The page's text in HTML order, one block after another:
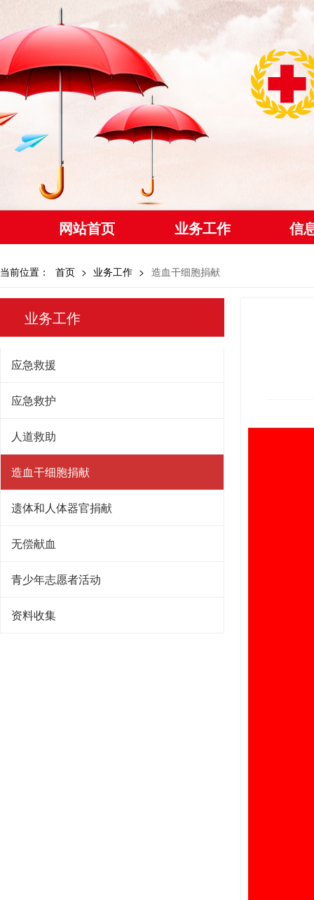
网站首页 业务工作 信
当前位置： 首页 > 业务工作 > 造血干细胞捐献
业务工作
应急救援
应急救护
人道救助
造血干细胞捐献
遗体和人体器官捐献
无偿献血
青少年志愿者活动
资料收集